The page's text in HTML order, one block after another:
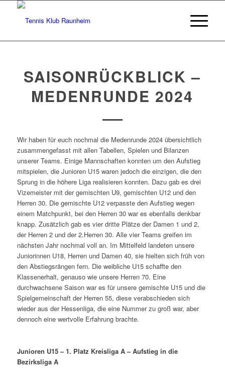
SAISONRÜCKBLICK –
MEDENRUNDE 2024
Wir haben für euch nochmal die Medenrunde 2024 übersichtlich
zusammengefasst mit allen Tabellen, Spielen und Bilanzen
unserer Teams. Einige Mannschaften konnten um den Aufstieg
mitspielen, die Junioren U15 waren jedoch die einzigen, die den
Sprung in die höhere Liga realisieren konnten. Dazu gab es drei
Vizemeister mit der gemischten U9, gemischten U12 und den
Herren 30. Die gemischte U12 verpasste den Aufstieg wegen
einem Matchpunkt, bei den Herren 30 war es ebenfalls denkbar
knapp. Zusätzlich gab es vier dritte Plätze der Damen 1 und 2,
der Herren 2 und der 2.Herren 30. Alle vier Teams greifen im
nächsten Jahr nochmal voll an. Im Mittelfeld landeten unsere
Juniorinnen U18, Herren und Damen 40, sie hielten sich früh von
den Abstiegsrängen fern. Die weibliche U15 schaffte den
Klassenerhalt, genauso wie unsere Herren 70. Eine
durchwachsene Saison war es für unsere gemischte U15 und die
Spielgemeinschaft der Herren 55, diese verabschieden sich
wieder aus der Hessenliga, die eine Nummer zu groß war, aber
dennoch eine wertvolle Erfahrung brachte.
Junioren U15 – 1. Platz Kreisliga A – Aufstieg in die
Bezirksliga A